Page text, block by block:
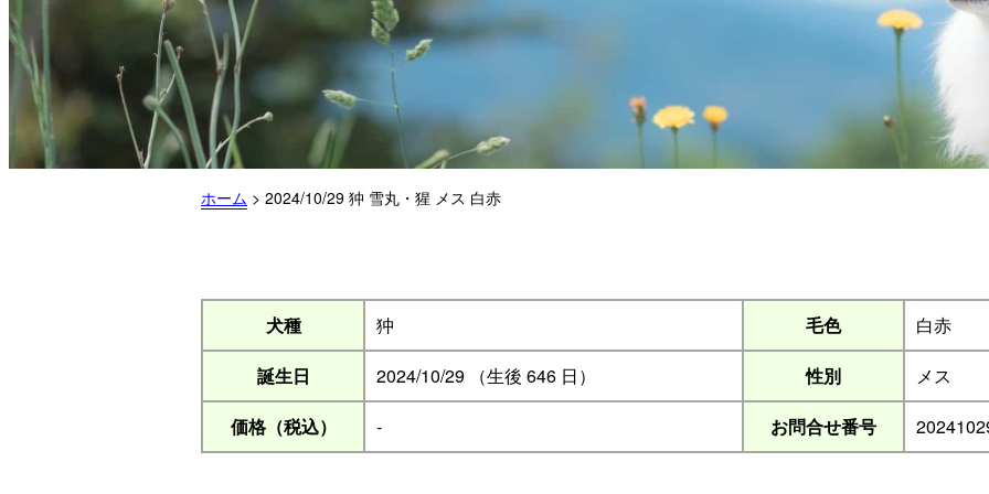
ホーム > 2024/10/29 狆 雪丸・猩 メス 白赤
犬種 狆 毛色
白赤
誕生日
2024/10/29 （生後 646 日） 性別
メス
価格（税込）
- お問合せ番号